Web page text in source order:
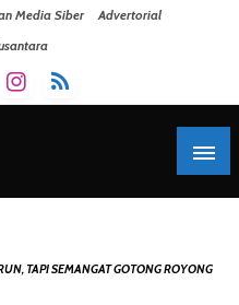
Media Siber
Advertorial
TAPI SEMANGAT GOTONG ROYONG